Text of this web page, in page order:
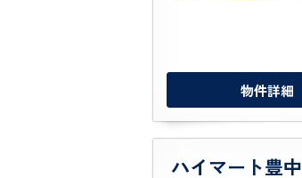
物件詳細
ハイマート豊中